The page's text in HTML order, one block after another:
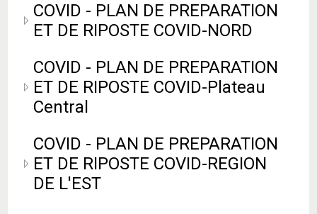
COVID - PLAN DE PREPARATION
ET DE RIPOSTE COVID-NORD
COVID - PLAN DE PREPARATION
ET DE RIPOSTE COVID-Plateau
Central
COVID - PLAN DE PREPARATION
ET DE RIPOSTE COVID-REGION
DE L'EST